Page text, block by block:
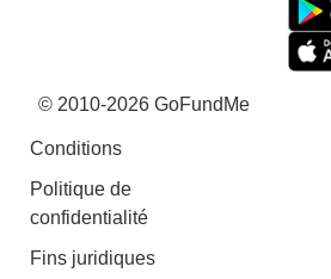
© 2010-2026 GoFundMe
Conditions
Politique de
confidentialité
Fins juridiques